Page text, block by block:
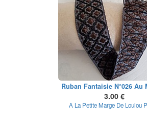
Ruban Fantaisie N°026 Au
3.00 €
A La Petite Marge De Loulou